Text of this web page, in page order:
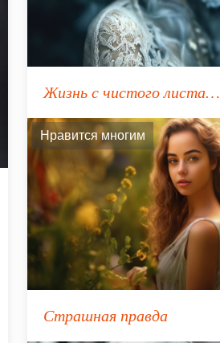
Жизнь с чистого листа…
Нравится многим
Страшная правда